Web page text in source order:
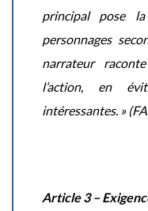
principal pose
personnages
narrateur
l’action, en
intéressantes. »
Article 3 –